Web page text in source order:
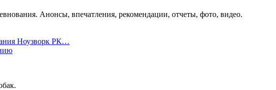
Анонсы, впечатления, рекомендации, отчеты, фото, видео.
Ноузворк РК…